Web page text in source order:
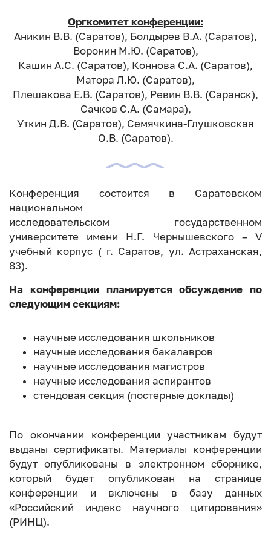
Оргкомитет конференции:
Аникин В.В. (Саратов), Болдырев В.А. (Саратов),
Воронин М.Ю. (Саратов),
Кашин А.С. (Саратов), Коннова С.А. (Саратов),
Матора Л.Ю. (Саратов),
Плешакова Е.В. (Саратов), Ревин В.В. (Саранск),
Сачков С.А. (Самара),
Уткин Д.В. (Саратов), Семячкина-Глушковская
О.В. (Саратов).
Конференция состоится в Саратовском
национальном
исследовательском государственном
университете имени Н.Г. Чернышевского – V
учебный корпус ( г. Саратов, ул. Астраханская,
83).
На конференции планируется обсуждение по
следующим секциям:
научные исследования школьников
научные исследования бакалавров
научные исследования магистров
научные исследования аспирантов
стендовая секция (постерные доклады)
По окончании конференции участникам будут
выданы сертификаты. Материалы конференции
будут опубликованы в электронном сборнике,
который будет опубликован на странице
конференции и включены в базу данных
«Российский индекс научного цитирования»
(РИНЦ).